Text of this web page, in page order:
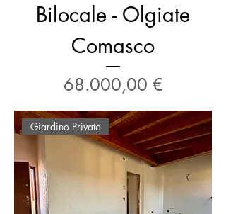
Bilocale - Olgiate
Comasco
Prezzo
68.000,00 €
Giardino Privato